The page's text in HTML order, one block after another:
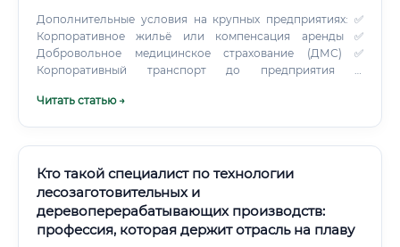
Дополнительные условия на крупных предприятиях: ✅
Корпоративное жильё или компенсация аренды ✅
Добровольное медицинское страхование (ДМС) ✅
Корпоративный транспорт до предприятия ✅
Дополнительные дни отпуска за вредность (до 7 дней) ✅
входа в профессию по ключевым параметрам: Итоговая
оценочная таблица профессии Итоговое сравнение:
стоит ли идти в ЦБП или выбрать другую отрасль
Ключевые аргументы «ЗА» обучение профессии
инженера-технолога ЦБП ✅ Дефицит кадров — отрасль
Читать статью →
Кто такой специалист по технологии
лесозаготовительных и
деревоперерабатывающих производств:
профессия, которая держит отрасль на плаву